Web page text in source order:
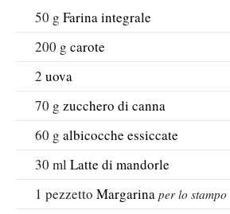
50 g Farina integrale
200 g carote
2 uova
70 g zucchero di canna
60 g albicocche essiccate
30 ml Latte di mandorle
1 pezzetto Margarina per lo stampo